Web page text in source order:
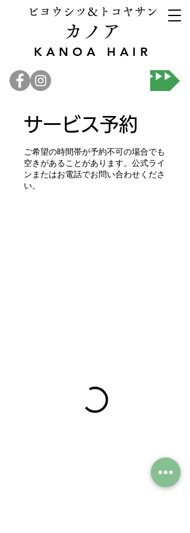
ビヨウシツ＆トコヤサン
カノア
KANOA HAIR
オンライン予約▶▶▶
サービス予約
ご希望の時間帯が予約不可の場合でも
空きがあることがあります。公式ライ
ンまたはお電話でお問い合わせくださ
い。